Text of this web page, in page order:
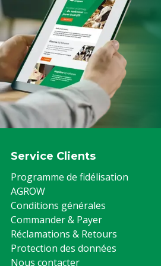
Service Clients
Programme de fidélisation
AGROW
Conditions générales
Commander & Payer
Réclamations & Retours
Protection des données
Nous contacter